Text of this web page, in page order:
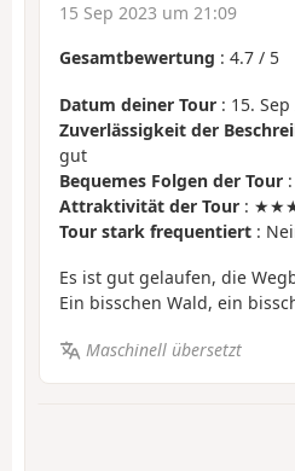
15 Sep 2023 um 21:09
Gesamtbewertung : 4.7 / 5
Datum deiner Tour : 15.
Zuverlässigkeit der
gut
Bequemes Folgen der Tour
Attraktivität der Tour :
Tour stark frequentiert :
Es ist gut gelaufen, die
Ein bisschen Wald, ein
Maschinell übersetzt